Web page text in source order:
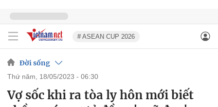
# ASEAN CUP 2026
Đời sống
thứ năm, 18/05/2023 - 06:30
Vợ sốc khi ra tòa ly hôn mới biết